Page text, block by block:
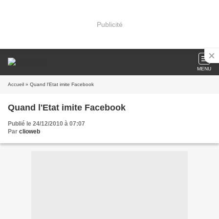
Publicité
MENU
Accueil » Quand l'Etat imite Facebook
Quand l'Etat imite Facebook
Publié le 24/12/2010 à 07:07
Par clioweb